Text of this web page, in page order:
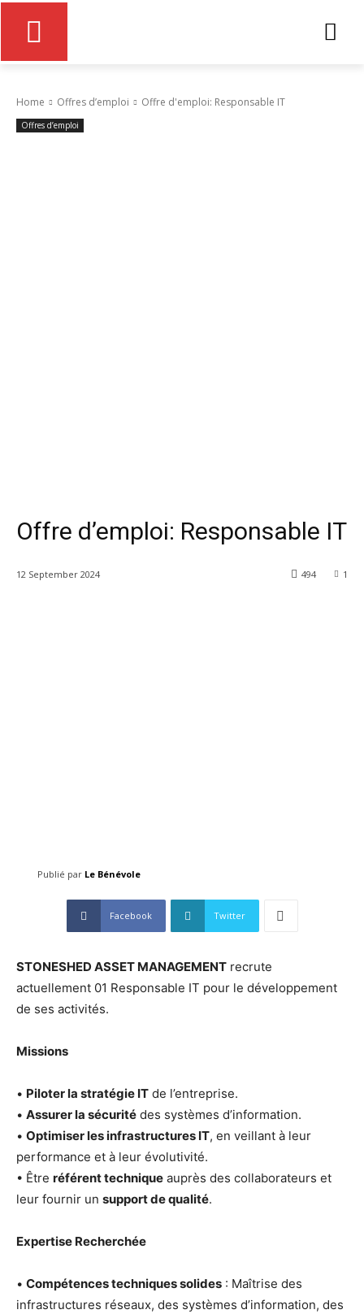
Home Offres d’emploi Offre d'emploi: Responsable IT
Offres d’emploi
Offre d’emploi: Responsable IT
12 September 2024 1
494
Publié par Le Bénévole
Facebook Twitter
STONESHED ASSET MANAGEMENT recrute
actuellement 01 Responsable IT pour le développement
de ses activités.
Missions
• Piloter la stratégie IT de l’entreprise.
• Assurer la sécurité des systèmes d’information.
• Optimiser les infrastructures IT, en veillant à leur
performance et à leur évolutivité.
• Être référent technique auprès des collaborateurs et
leur fournir un support de qualité.
Expertise Recherchée
• Compétences techniques solides : Maîtrise des
infrastructures réseaux, des systèmes d’information, des